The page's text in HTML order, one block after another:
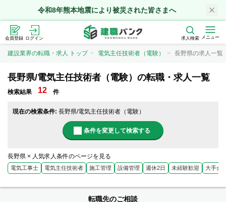
令和8年熊本地震により被災された皆さまへ
会員登録 ログイン 求人検索 メニュー
建設業界の転職・求人 トップ 電気主任技術者（電験） 長野県の求人一覧
長野県/電気主任技術者（電験）の転職・求人一覧
検索結果 12 件
現在の検索条件: 長野県/電気主任技術者（電験）
条件を変更して検索する
長野県 × 人気求人条件のページを見る
電気工事士 電気主任技術者 施工管理 設備管理 週休2日 未経験歓迎 大手企
転職先のご相談